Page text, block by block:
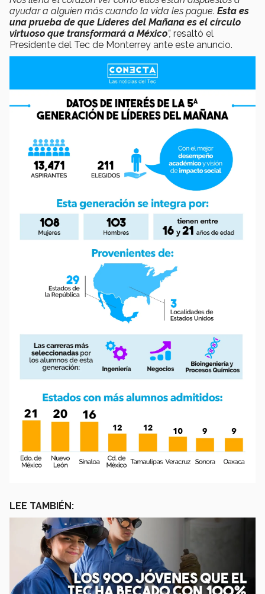
ayudar a alguien más cuando la vida les pague. Esta es
una prueba de que Líderes del Mañana es el círculo
virtuoso que transformará a México”, resaltó el
Presidente del Tec de Monterrey ante este anuncio.
LEE TAMBIÉN: